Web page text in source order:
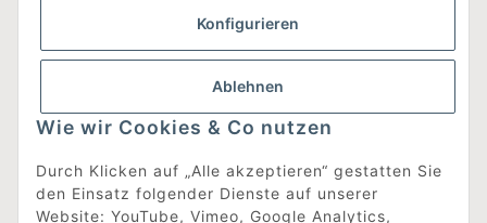
Konfigurieren
Ablehnen
Wie wir Cookies & Co nutzen
Durch Klicken auf „Alle akzeptieren“ gestatten Sie
den Einsatz folgender Dienste auf unserer
Website: YouTube, Vimeo, Google Analytics,
Eine Online-Boutique für individuelles Design.
Ausgewählte Designer-Möbel und Accessoires, neue und
gebrauchte Designklassiker, die Entdeckung
unbekannter Manufakturen und Interior-Schätze aus
aller Welt sowie ein Blogazine mit jeder Menge
Inspiration.
Für alle, die nach dem Besonderen suchen!
[mehr erfahren]